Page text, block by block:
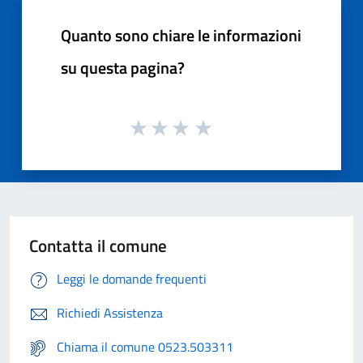
Quanto sono chiare le informazioni
su questa pagina?
Contatta il comune
Leggi le domande frequenti
Richiedi Assistenza
Chiama il comune 0523.503311